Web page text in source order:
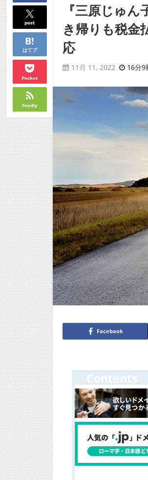
post
はてブ
Pocket
Feedly
『三原じゅ
き帰りも税
応
11月 11, 2022 16分9
Facebook
Contents